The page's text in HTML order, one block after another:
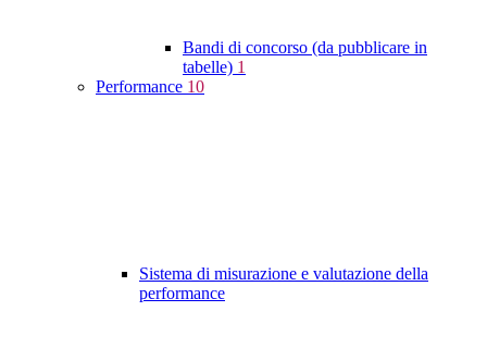
Bandi di concorso (da pubblicare in
tabelle) 1
Performance 10
Sistema di misurazione e valutazione della
performance